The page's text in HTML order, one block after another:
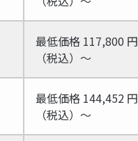
最低価格 117,800 円
（税込）～
最低価格 144,452 円
（税込）～